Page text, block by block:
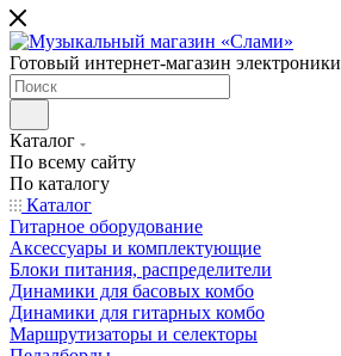
Готовый интернет-магазин электроники
Каталог
По всему сайту
По каталогу
Каталог
Гитарное оборудование
Аксессуары и комплектующие
Блоки питания, распределители
Динамики для басовых комбо
Динамики для гитарных комбо
Маршрутизаторы и селекторы